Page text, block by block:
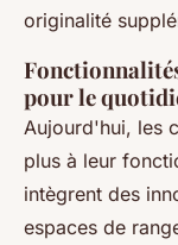
originalité
pour le
Aujourd'hui, les
plus à leur
intègrent des
espaces de